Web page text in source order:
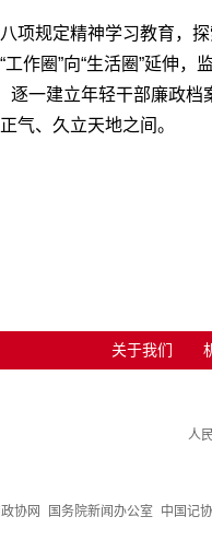
项规定精神学习教育，
作圈”向“生活圈”延伸，
逐一建立年轻干部廉政
气、久立天地之间。
关于我们
人
协网 国务院新闻办公室 中国记